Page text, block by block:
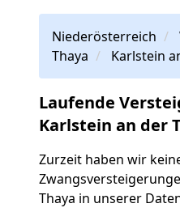
Niederösterreich
Thaya
Karlstein
Laufende
Karlstein an der
Zurzeit haben wir
Thaya in unserer